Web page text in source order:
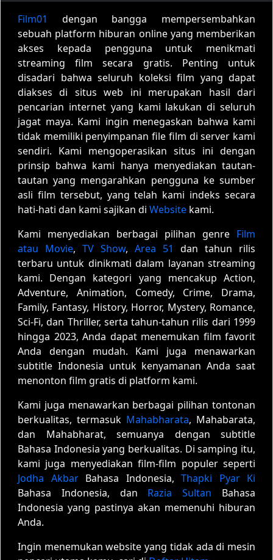
Film01
dengan bangga mempersembahkan
sebuah platform hiburan online yang memberikan
akses kepada pengguna untuk menikmati
streaming film secara gratis. Penting untuk
disadari bahwa seluruh koleksi film yang dapat
diakses di situs web ini merupakan hasil dari
pencarian internet yang kami lakukan di seluruh
jagat maya. Kami ingin menegaskan bahwa kami
tidak memiliki penyimpanan file film di server kami
sendiri. Kami mengoperasikan situs ini dengan
prinsip bahwa kami hanya menyediakan tautan-
tautan yang mengarahkan pengguna ke sumber
asli film tersebut, yang telah kami indeks secara
hati-hati dan kami sajikan di Website kami.
Kami menyediakan berbagai pilihan genre Film
atau Movie, TV Show, Area 51
dan tahun rilis
terbaru untuk dinikmati dalam layanan streaming
kami. Dengan kategori yang mencakup Action,
Adventure, Animation, Comedy, Crime, Drama,
Family, Fantasy, History, Horror, Mystery, Romance,
Sci-Fi, dan Thriller, serta tahun-tahun rilis dari 1999
hingga 2023, Anda dapat menemukan film favorit
Anda dengan mudah. Kami juga menawarkan
subtitle Indonesia untuk kenyamanan Anda saat
menonton film gratis di platform kami.
Kami juga menawarkan berbagai pilihan tontonan
berkualitas, termasuk Mahabharata, Mahabarata,
dan Mahabharat, semuanya dengan subtitle
Bahasa Indonesia yang berkualitas. Di samping itu,
kami juga menyediakan film-film populer seperti
Jodha AkbarBahasa Indonesia, Thapki Pyar Ki
Bahasa Indonesia, dan Razia Sultan Bahasa
Indonesia yang pastinya akan memenuhi hiburan
Anda.
Ingin menemukan website yang tidak ada di mesin